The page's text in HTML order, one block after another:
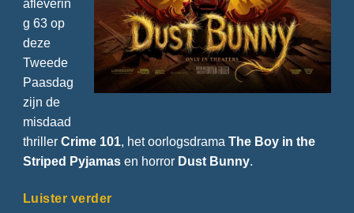
afleverin
g 63 op
deze
Tweede
Paasdag
zijn de
misdaad
thriller Crime 101, het oorlogsdrama The Boy in the
Striped Pyjamas en horror Dust Bunny.
Luister verder